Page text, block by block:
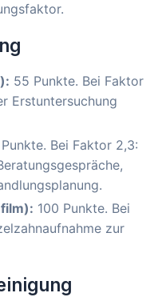
55 Punkte. Bei Faktor
Erstuntersuchung
Bei Faktor 2,3:
100 Punkte. Bei
zur